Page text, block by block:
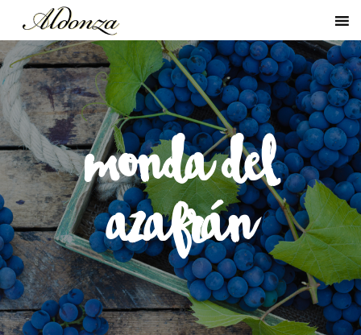
monda del
azafrán